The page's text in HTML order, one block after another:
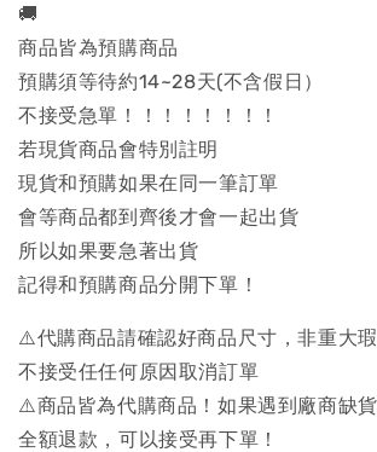
🚚
商品皆為預購商品
預購須等待約14~28天(不含假日）
不接受急單！！！！！！！！
若現貨商品會特別註明
現貨和預購如果在同一筆訂單
會等商品都到齊後才會一起出貨
所以如果要急著出貨
記得和預購商品分開下單！
⚠️代購商品請確認好商品尺寸，非重大瑕
不接受任任何原因取消訂單
⚠️商品皆為代購商品！如果遇到廠商缺
全額退款，可以接受再下單！